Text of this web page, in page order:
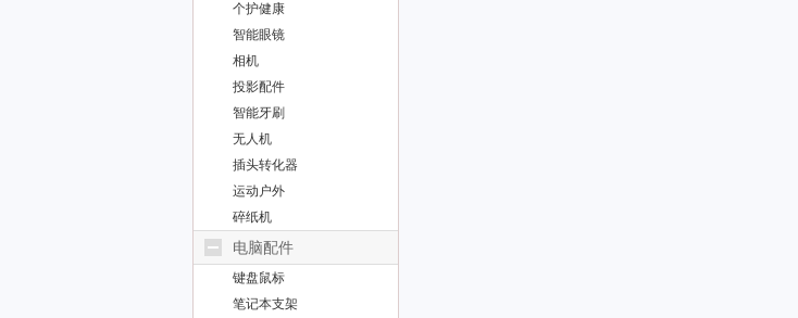
个护健康
智能眼镜
相机
投影配件
智能牙刷
无人机
插头转化器
运动户外
碎纸机
电脑配件
键盘鼠标
笔记本支架